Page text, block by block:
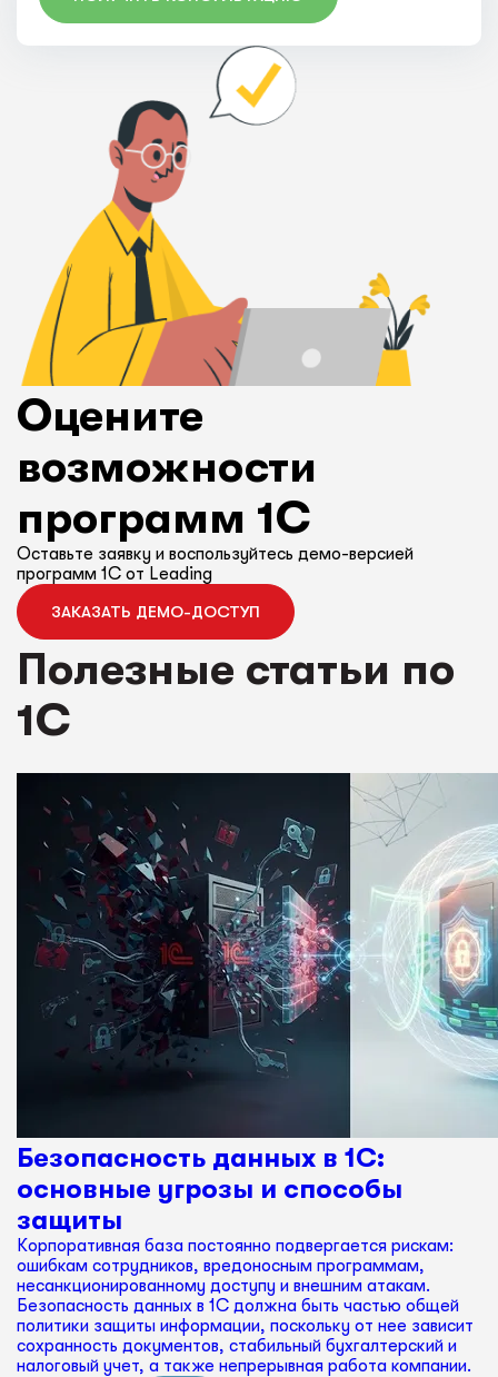
Оцените
возможности
программ 1С
Оставьте заявку и воспользуйтесь демо-версией
программ 1С от Leading
ЗАКАЗАТЬ ДЕМО-ДОСТУП
Полезные статьи по
1С
Безопасность данных в 1С:
основные угрозы и способы
защиты
Корпоративная база постоянно подвергается рискам:
ошибкам сотрудников, вредоносным программам,
несанкционированному доступу и внешним атакам.
Безопасность данных в 1С должна быть частью общей
политики защиты информации, поскольку от нее зависит
сохранность документов, стабильный бухгалтерский и
налоговый учет, а также непрерывная работа компании.